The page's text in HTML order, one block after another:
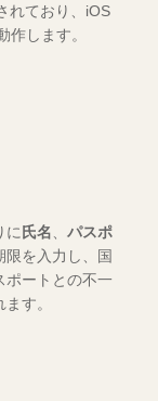
れており、iOS
します。
に氏名、 パスポ
限を入力し、国
ポートとの不一
す。